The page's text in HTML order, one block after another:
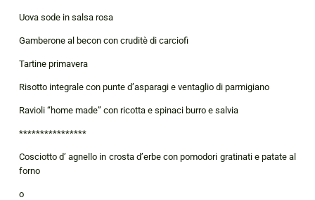
Uova sode in salsa rosa
Gamberone al becon con cruditè di carciofi
Tartine primavera
Risotto integrale con punte d’asparagi e ventaglio di parmigiano
Ravioli “home made” con ricotta e spinaci burro e salvia
****************
Cosciotto d’ agnello in crosta d’erbe con pomodori gratinati e patate al
forno
o